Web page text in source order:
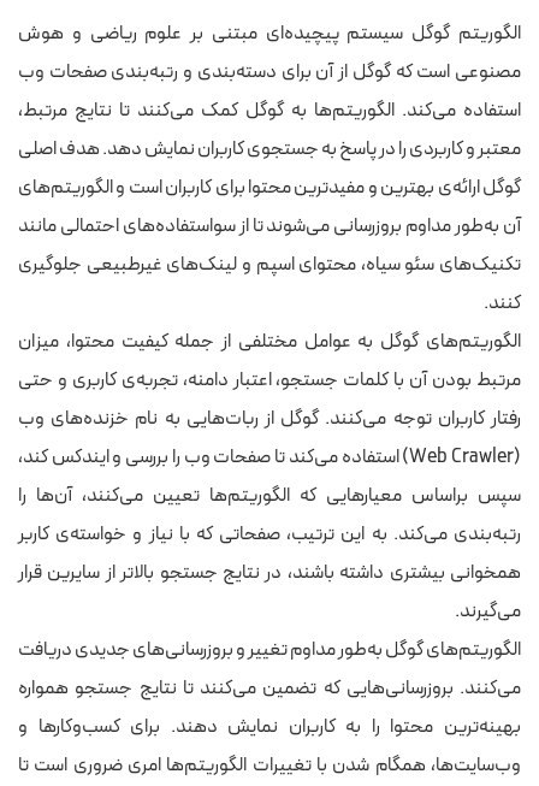
الگوریتم گوگل سیستم پیچیده‌ای مبتنی بر علوم ریاضی و هوش
مصنوعی است که گوگل از آن برای دسته‌بندی و رتبه‌بندی صفحات وب
استفاده می‌کند. الگوریتم‌ها به گوگل کمک می‌کنند تا نتایج مرتبط،
معتبر و کاربردی را در پاسخ به جستجوی کاربران نمایش دهد. هدف اصلی
گوگل ارائه‌ی بهترین و مفیدترین محتوا برای کاربران است و الگوریتم‌های
آن به‌طور مداوم بروزرسانی می‌شوند تا از سواستفاده‌های احتمالی مانند
تکنیک‌های سئو سیاه، محتوای اسپم و لینک‌های غیرطبیعی جلوگیری
کنند.
الگوریتم‌های گوگل به عوامل مختلفی از جمله کیفیت محتوا، میزان
مرتبط بودن آن با کلمات جستجو، اعتبار دامنه، تجربه‌ی کاربری و حتی
رفتار کاربران توجه می‌کنند. گوگل از ربات‌هایی به نام خزنده‌های وب
(
Web Crawler) استفاده می‌کند تا صفحات وب را بررسی و ایندکس کند،
سپس براساس معیارهایی که الگوریتم‌ها تعیین می‌کنند، آن‌ها را
رتبه‌بندی می‌کند. به این ترتیب، صفحاتی که با نیاز و خواسته‌ی کاربر
همخوانی بیشتری داشته باشند، در نتایج جستجو بالاتر از سایرین قرار
می‌گیرند.
الگوریتم‌های گوگل به‌طور مداوم تغییر و بروزرسانی‌های جدیدی دریافت
می‌کنند. بروزرسانی‌هایی که تضمین می‌کنند تا نتایج جستجو همواره
بهینه‌ترین محتوا را به کاربران نمایش دهند. برای کسب‌وکارها و
وب‌سایت‌ها، همگام شدن با تغییرات الگوریتم‌ها امری ضروری است تا